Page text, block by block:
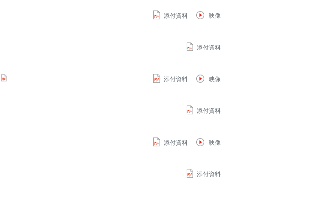
添付資料 映像
添付資料
添付資料 映像
添付資料
添付資料 映像
添付資料